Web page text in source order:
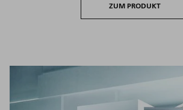
ZUM PRODUKT